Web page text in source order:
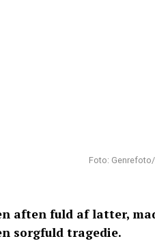
Foto:
aften fuld af latter,
sorgfuld tragedie.